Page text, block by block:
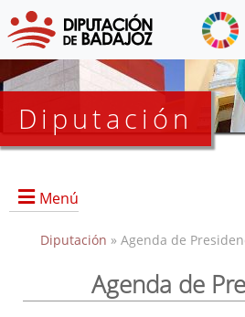
Diputación
Menú
Presidencia
Diputación » Agenda de
Agenda de